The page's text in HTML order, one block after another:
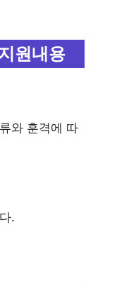
원내용
와 훈격에 따
.